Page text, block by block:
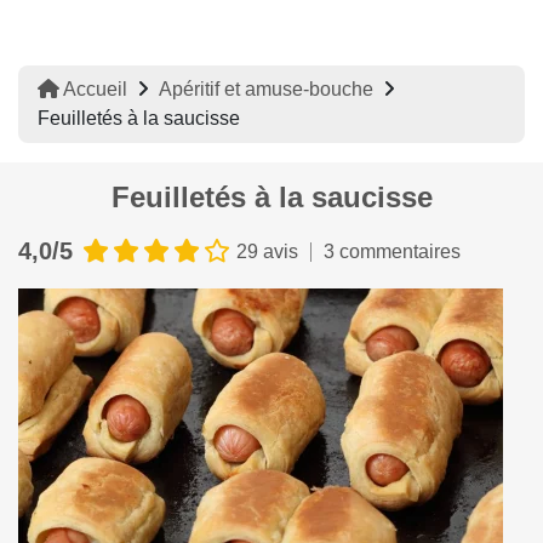
Accueil
Apéritif et amuse-bouche
Feuilletés à la saucisse
Feuilletés à la saucisse
4,0/5 29 avis 3 commentaires